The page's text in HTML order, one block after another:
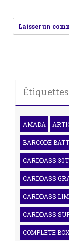
Étiquettes
AMADA
BARCODE
CARDDASS
CARDDASS
CARDDASS
CARDDASS
COMPLETE